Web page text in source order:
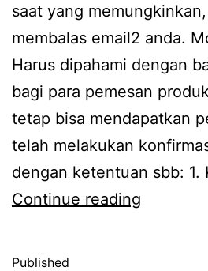
saat yang
membalas email2 anda.
Harus dipahami dengan
bagi para pemesan
tetap bisa mendapatkan
telah melakukan
dengan ketentuan sbb: 1.
Continue reading
Published